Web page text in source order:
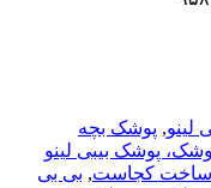
لینو, پوشک بچه
پوشک بیبی لینو
ساخت کجاست, بی بی